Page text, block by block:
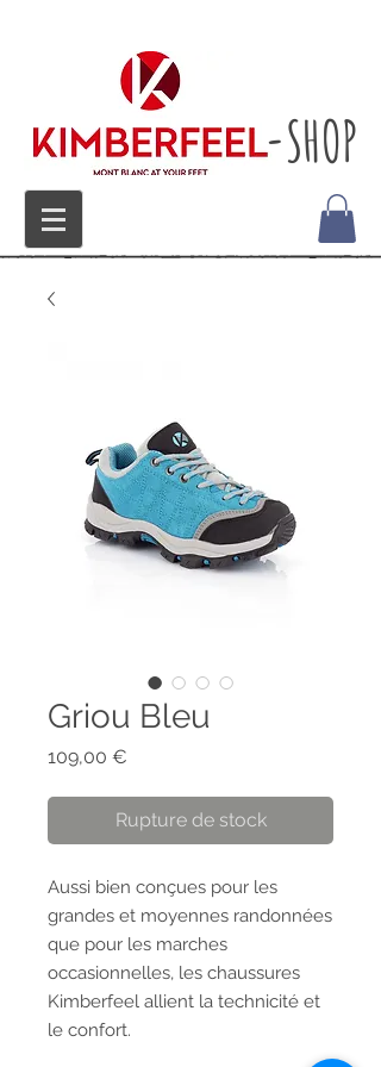
-SHOP
Griou Bleu
109,00 €
Rupture de stock
Aussi bien conçues pour les
grandes et moyennes randonnées
que pour les marches
occasionnelles, les chaussures
Kimberfeel allient la technicité et
le confort.